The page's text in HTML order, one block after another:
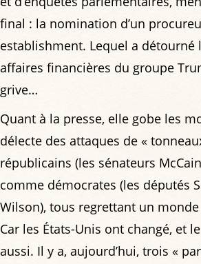
final : la nomination d’un
establishment. Lequel a détourné
affaires financières du groupe
grive…
Quant à la presse, elle gobe les
délecte des attaques de «
républicains (les sénateurs
comme démocrates (les députés
Wilson), tous regrettant un monde
Car les États-Unis ont changé, et
aussi. Il y a, aujourd’hui, trois «